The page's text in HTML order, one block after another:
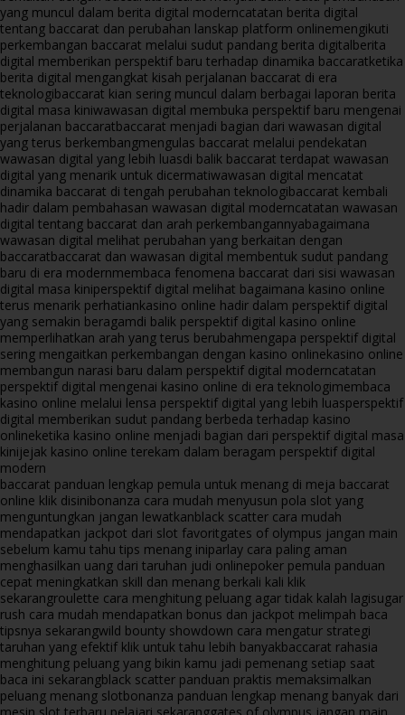
yang muncul dalam berita digital moderncatatan berita digital
tentang baccarat dan perubahan lanskap platform onlinemengikuti
perkembangan baccarat melalui sudut pandang berita digitalberita
digital memberikan perspektif baru terhadap dinamika baccaratketika
berita digital mengangkat kisah perjalanan baccarat di era
teknologibaccarat kian sering muncul dalam berbagai laporan berita
digital masa kiniwawasan digital membuka perspektif baru mengenai
perjalanan baccaratbaccarat menjadi bagian dari wawasan digital
yang terus berkembangmengulas baccarat melalui pendekatan
wawasan digital yang lebih luasdi balik baccarat terdapat wawasan
digital yang menarik untuk dicermatiwawasan digital mencatat
dinamika baccarat di tengah perubahan teknologibaccarat kembali
hadir dalam pembahasan wawasan digital moderncatatan wawasan
digital tentang baccarat dan arah perkembangannyabagaimana
wawasan digital melihat perubahan yang berkaitan dengan
baccaratbaccarat dan wawasan digital membentuk sudut pandang
baru di era modernmembaca fenomena baccarat dari sisi wawasan
digital masa kiniperspektif digital melihat bagaimana kasino online
terus menarik perhatiankasino online hadir dalam perspektif digital
yang semakin beragamdi balik perspektif digital kasino online
memperlihatkan arah yang terus berubahmengapa perspektif digital
sering mengaitkan perkembangan dengan kasino onlinekasino online
membangun narasi baru dalam perspektif digital moderncatatan
perspektif digital mengenai kasino online di era teknologimembaca
kasino online melalui lensa perspektif digital yang lebih luasperspektif
digital memberikan sudut pandang berbeda terhadap kasino
onlineketika kasino online menjadi bagian dari perspektif digital masa
kinijejak kasino online terekam dalam beragam perspektif digital
modern
baccarat panduan lengkap pemula untuk menang di meja baccarat
online klik disinibonanza cara mudah menyusun pola slot yang
menguntungkan jangan lewatkanblack scatter cara mudah
mendapatkan jackpot dari slot favoritgates of olympus jangan main
sebelum kamu tahu tips menang iniparlay cara paling aman
menghasilkan uang dari taruhan judi onlinepoker pemula panduan
cepat meningkatkan skill dan menang berkali kali klik
sekarangroulette cara menghitung peluang agar tidak kalah lagisugar
rush cara mudah mendapatkan bonus dan jackpot melimpah baca
tipsnya sekarangwild bounty showdown cara mengatur strategi
taruhan yang efektif klik untuk tahu lebih banyakbaccarat rahasia
menghitung peluang yang bikin kamu jadi pemenang setiap saat
baca ini sekarangblack scatter panduan praktis memaksimalkan
peluang menang slotbonanza panduan lengkap menang banyak dari